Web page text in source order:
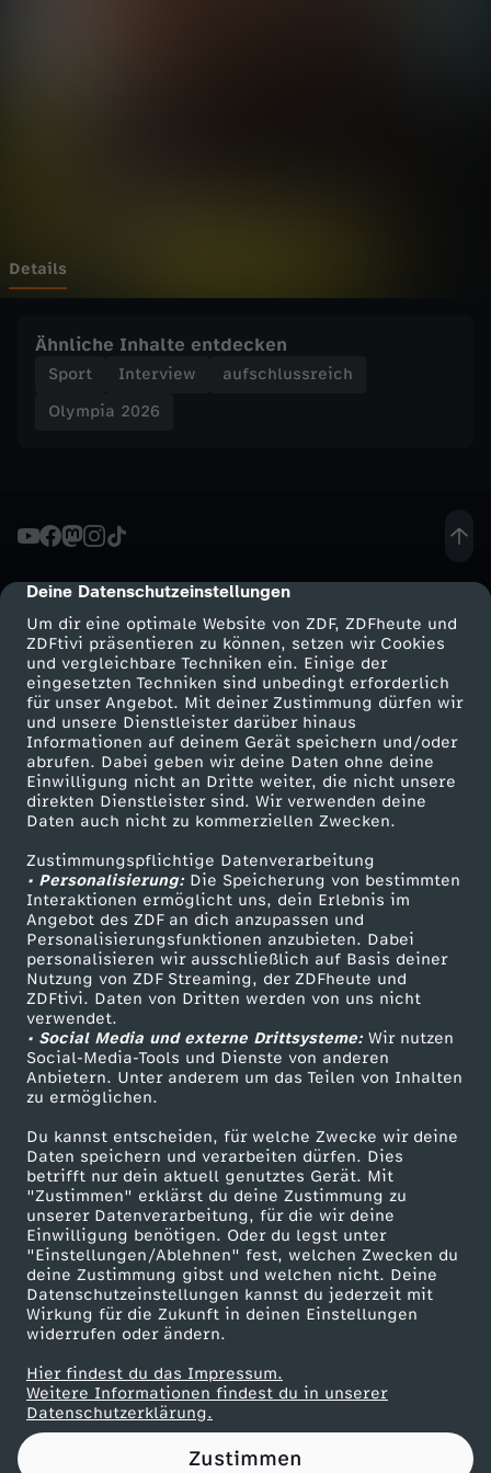
cmp-dialog-description
Deine Datenschutzeinstellungen
Um dir eine optimale Website von ZDF, ZDFheute und
ZDFtivi präsentieren zu können, setzen wir Cookies
und vergleichbare Techniken ein. Einige der
eingesetzten Techniken sind unbedingt erforderlich
für unser Angebot. Mit deiner Zustimmung dürfen wir
und unsere Dienstleister darüber hinaus
Informationen auf deinem Gerät speichern und/oder
abrufen. Dabei geben wir deine Daten ohne deine
Einwilligung nicht an Dritte weiter, die nicht unsere
direkten Dienstleister sind. Wir verwenden deine
Daten auch nicht zu kommerziellen Zwecken.
Zustimmungspflichtige Datenverarbeitung
• Personalisierung:Die Speicherung von bestimmten
Interaktionen ermöglicht uns, dein Erlebnis im
Angebot des ZDF an dich anzupassen und
Personalisierungsfunktionen anzubieten. Dabei
personalisieren wir ausschließlich auf Basis deiner
Nutzung von ZDF Streaming, der ZDFheute und
ZDFtivi. Daten von Dritten werden von uns nicht
verwendet.
• Social Media und externe Drittsysteme:Wir nutzen
Social-Media-Tools und Dienste von anderen
Anbietern. Unter anderem um das Teilen von Inhalten
zu ermöglichen.
Du kannst entscheiden, für welche Zwecke wir deine
Daten speichern und verarbeiten dürfen. Dies
betrifft nur dein aktuell genutztes Gerät. Mit
"Zustimmen" erklärst du deine Zustimmung zu
unserer Datenverarbeitung, für die wir deine
Einwilligung benötigen. Oder du legst unter
"Einstellungen/Ablehnen" fest, welchen Zwecken du
deine Zustimmung gibst und welchen nicht. Deine
Datenschutzeinstellungen kannst du jederzeit mit
Wirkung für die Zukunft in deinen Einstellungen
widerrufen oder ändern.
Hier findest du das Impressum.
Weitere Informationen findest du in unserer
Datenschutzerklärung.
Zustimmen
S
i
K
l
a
u
"
v
e
r
s
e
t
z
t
C
h
e
f
t
Details
Ähnliche Inhalte entdecken
Sport Interview
aufschlussreich
Olympia 2026
Mehr ZDF
ZDF-Apps
Smart TV
ZDFtext
Livestreams
Sendungen A-Z
TV-Programm
Service
ZDFmitreden
Kontakt zum ZDF
Tickets
Zuschauerservice
Hilfe
ZDF Unternehmen
Karriere
ZDF goes Schule
Werbefernsehen
Mainzelmännchen
Partner